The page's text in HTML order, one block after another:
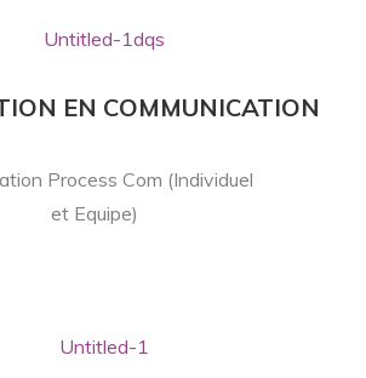
EN COMMUNICATION
Process Com (Individuel
et Equipe)